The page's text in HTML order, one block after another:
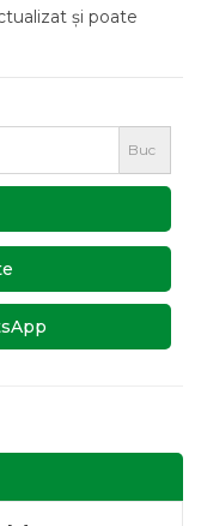
și poate
Buc